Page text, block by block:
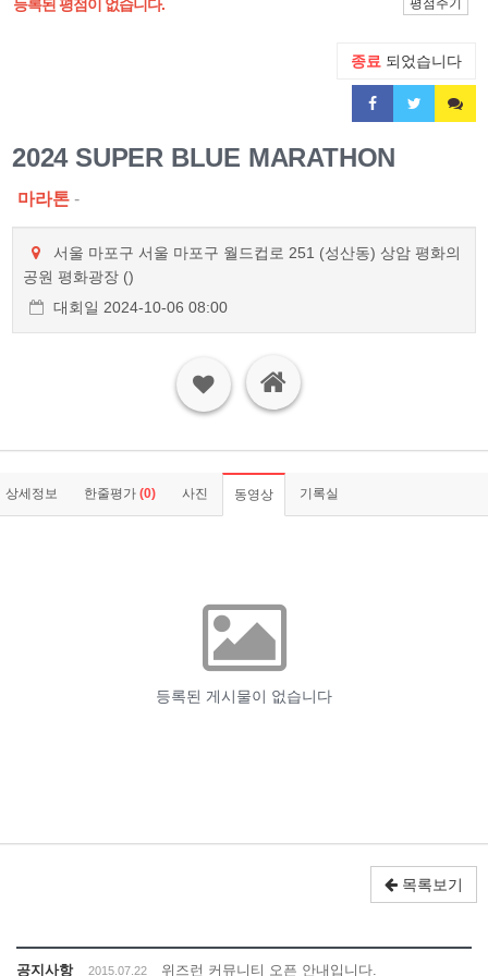
등록된 평점이 없습니다. 평점주기
종료 되었습니다
2024 SUPER BLUE MARATHON
마라톤 -
서울 마포구 서울 마포구 월드컵로 251 (성산동) 상암 평화의
공원 평화광장 ()
대회일 2024-10-06 08:00
상세정보 한줄평가 (0) 사진 동영상 기록실
목록보기
공지사항 2015.07.22 위즈런 커뮤니티 오픈 안내입니다.